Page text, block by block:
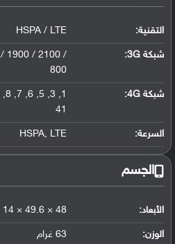
التقنية: HSPA / LTE
شبكة 3G :
1900 / 2100 /
800
شبكة 4G :
41
السرعة: HSPA, LTE
الجسم
الأبعاد: 48 × 49.6 × 14 ملم - 1.92 × 1.95 × 0.55 إنش
الوزن: 63 غرام